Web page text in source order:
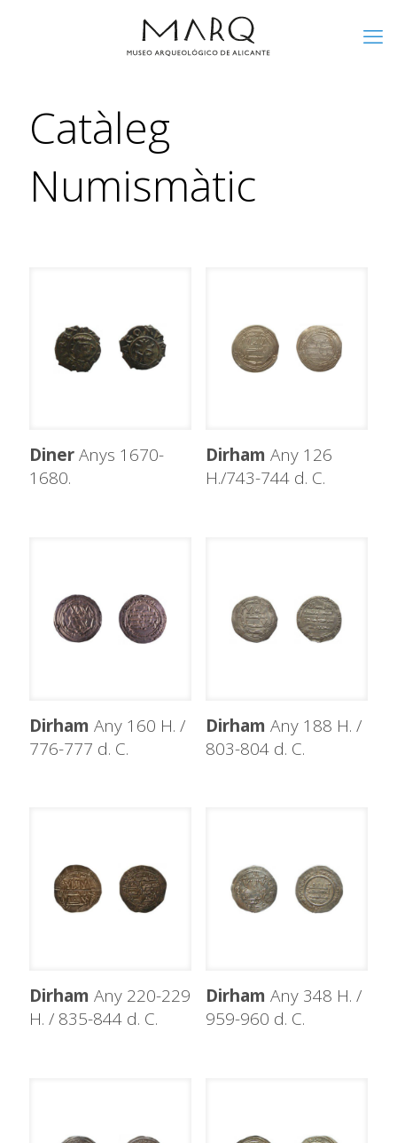
Catàleg
Numismàtic
DinerAnys 1670-
1680.
Dirham Any 126
H./743-744 d. C.
Dirham Any 160 H. /
776-777 d. C.
Dirham Any 188 H. /
803-804 d. C.
Dirham Any 220-229
H. / 835-844 d. C.
Dirham Any 348 H. /
959-960 d. C.